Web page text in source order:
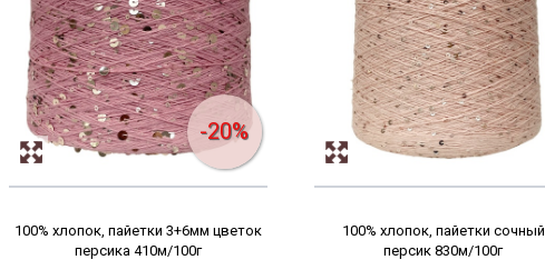
-20%
100% хлопок, пайетки 3+6мм цветок
персика 410м/100г
100% хлопок, пайетки сочный
персик 830м/100г